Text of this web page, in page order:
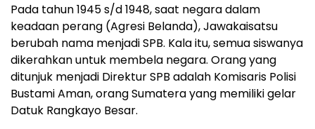
Pada tahun 1945 s/d 1948, saat negara dalam
keadaan perang (Agresi Belanda), Jawakaisatsu
berubah nama menjadi SPB. Kala itu, semua siswanya
dikerahkan untuk membela negara. Orang yang
ditunjuk menjadi Direktur SPB adalah Komisaris Polisi
Bustami Aman, orang Sumatera yang memiliki gelar
Datuk Rangkayo Besar.